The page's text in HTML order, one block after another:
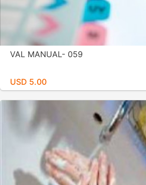
VAL MANUAL- 059
USD 5.00